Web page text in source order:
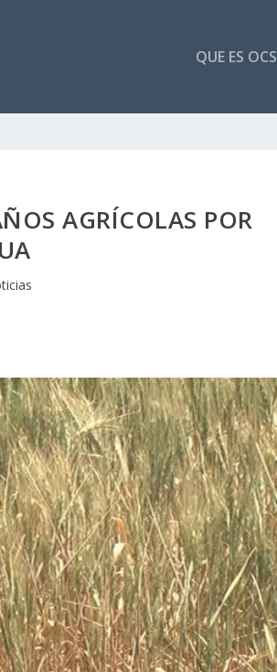
QUE ES
AGRÍCOLAS POR